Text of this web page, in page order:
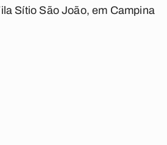
Sítio São João, em Campina